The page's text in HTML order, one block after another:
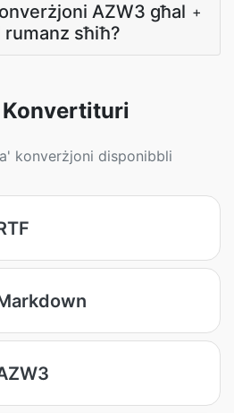
AZW3 għal
rumanz sħiħ?
+
Konvertituri
konverżjoni disponibbli